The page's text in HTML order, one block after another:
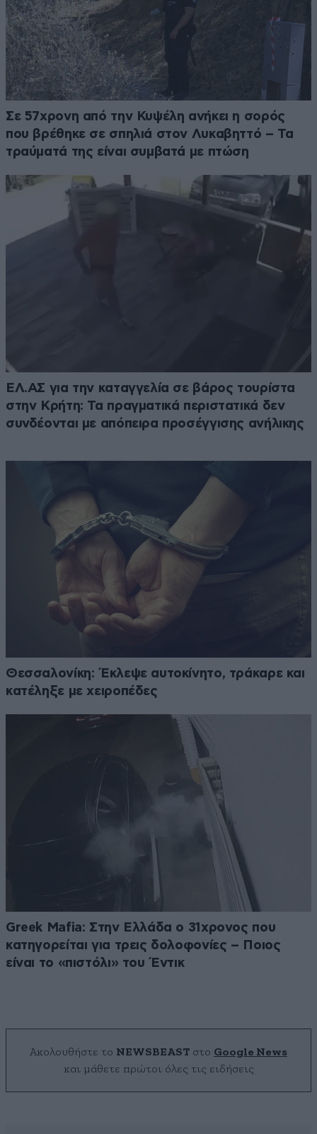
Σε 57χρονη από την Κυψέλη ανήκει η σορός
που βρέθηκε σε σπηλιά στον Λυκαβηττό – Τα
τραύματά της είναι συμβατά με πτώση
ΕΛ.ΑΣ για την καταγγελία σε βάρος τουρίστα
στην Κρήτη: Τα πραγματικά περιστατικά δεν
συνδέονται με απόπειρα προσέγγισης ανήλικης
Θεσσαλονίκη: Έκλεψε αυτοκίνητο, τράκαρε και
κατέληξε με χειροπέδες
Greek Mafia: Στην Ελλάδα ο 31χρονος που
κατηγορείται για τρεις δολοφονίες – Ποιος
είναι το «πιστόλι» του Έντικ
Ακολουθήστε το NEWSBEAST στο Google News
και μάθετε πρώτοι όλες τις ειδήσεις